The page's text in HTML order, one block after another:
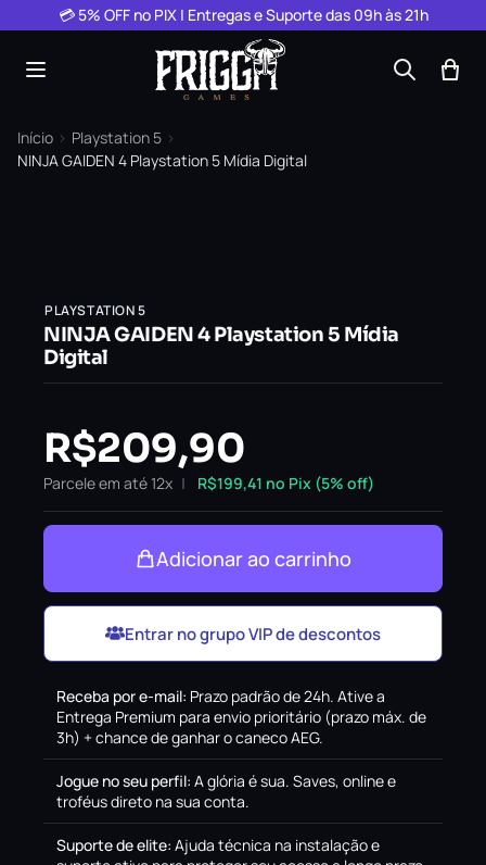
Pular para o conteúdo
💳 5% OFF no PIX | Entregas e Suporte das 09h às 21h
Início › Playstation 5 ›
NINJA GAIDEN 4 Playstation 5 Mídia Digital
PLAYSTATION 5
NINJA GAIDEN 4 Playstation 5 Mídia
Digital
R$209,90
Parcele em até 12x R$199,41 no Pix (5% off)
Adicionar ao carrinho
Entrar no grupo VIP de descontos
Receba por e-mail: Prazo padrão de 24h. Ative a
Entrega Premium para envio prioritário (prazo máx. de
3h) + chance de ganhar o caneco AEG.
Jogue no seu perfil: A glória é sua. Saves, online e
troféus direto na sua conta.
Suporte de elite: Ajuda técnica na instalação e